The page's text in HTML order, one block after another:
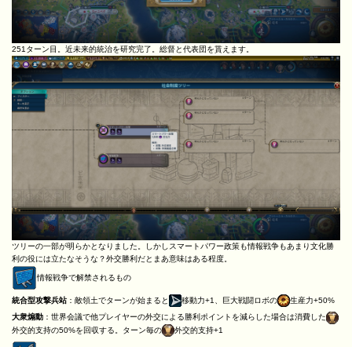
251ターン目。近未来的統治を研究完了。総督と代表団を貰えます。
ツリーの一部が明らかとなりました。しかしスマートパワー政策も情報戦争もあまり文化勝
利の役には立たなそうな？外交勝利だとまあ意味はある程度。
情報戦争で解禁されるもの
統合型攻撃兵站 ：敵領土でターンが始まると 移動力+1、巨大戦闘ロボの
生産力+50%
大衆煽動 ：世界会議で他プレイヤーの外交による勝利ポイントを減らした場合は消費した
外交的支持の50%を回収する。ターン毎の
外交的支持+1